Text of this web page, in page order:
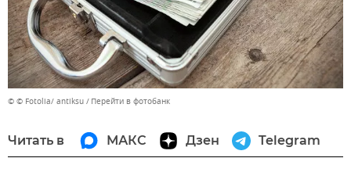
© © Fotolia/ antiksu Перейти в фотобанк
Читать в МАКС Дзен Telegram